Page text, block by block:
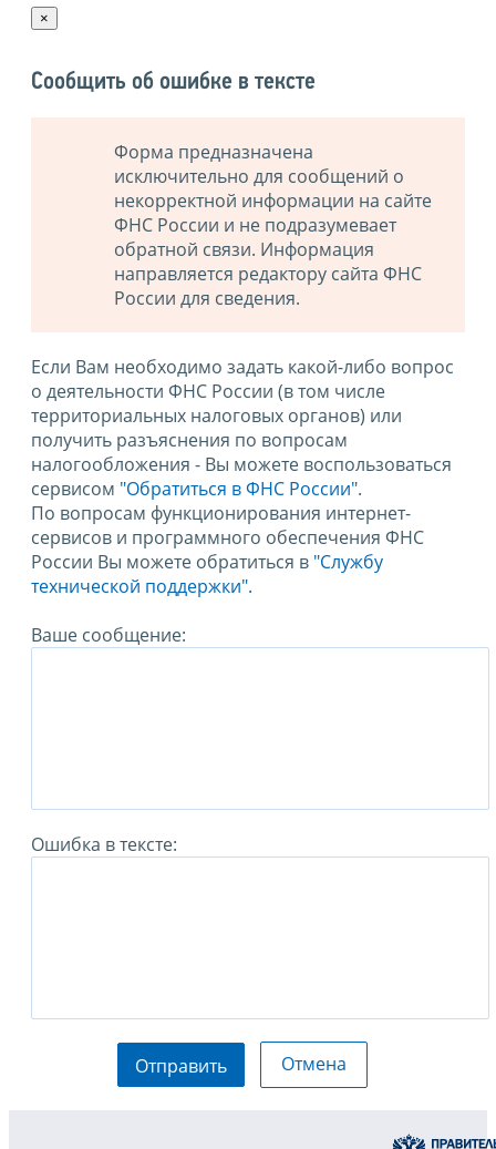
×
Сообщить об ошибке в тексте
Форма предназначена
исключительно для сообщений о
некорректной информации на сайте
ФНС России и не подразумевает
обратной связи. Информация
направляется редактору сайта ФНС
России для сведения.
Если Вам необходимо задать какой-либо вопрос
о деятельности ФНС России (в том числе
территориальных налоговых органов) или
получить разъяснения по вопросам
налогообложения - Вы можете воспользоваться
сервисом "Обратиться в ФНС России".
По вопросам функционирования интернет-
сервисов и программного обеспечения ФНС
России Вы можете обратиться в "Службу
технической поддержки".
Ваше сообщение:
Ошибка в тексте:
Отправить Отмена